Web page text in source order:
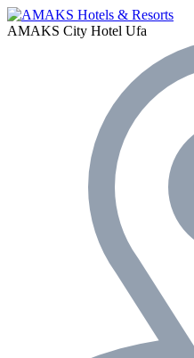
AMAKS City Hotel Ufa